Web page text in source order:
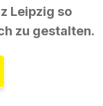
Leipzig so
zu gestalten.